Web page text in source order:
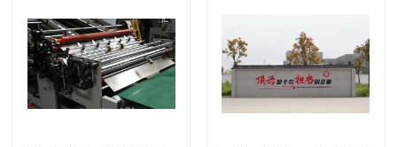
हमारे बारे में
कारखाने का दौरा